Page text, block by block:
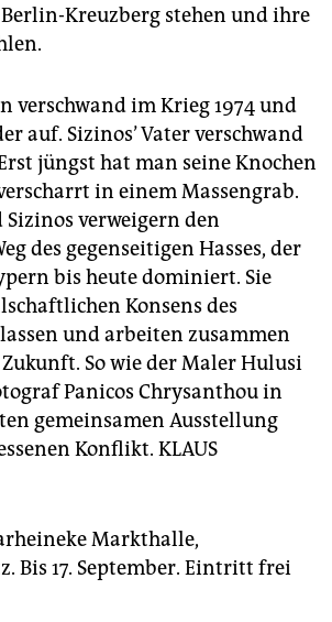
Kreuzberg stehen und ihre
verschwand im Krieg 1974 und
auf. Sizinos’ Vater verschwand
jüngst hat man seine Knochen
in einem Massengrab.
verweigern den
des gegenseitigen Hasses, der
bis heute dominiert. Sie
Konsens des
und arbeiten zusammen
So wie der Maler Hulusi
Panicos Chrysanthou in
gemeinsamen Ausstellung
Konflikt. KLAUS
Markthalle,
Bis 17. September. Eintritt frei